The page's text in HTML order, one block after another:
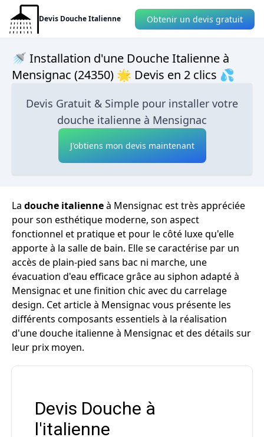
Devis Douche Italienne Obtenir un devis gratuit
🚿 Installation d'une Douche Italienne à
Mensignac (24350) 🌟 Devis en 2 clics 💦
Devis Gratuit & Simple pour installer votre
douche italienne à Mensignac
J'obtiens mon devis maintenant
La douche italienneà Mensignac est très appréciée
pour son esthétique moderne, son aspect
fonctionnel et pratique et pour le côté luxe qu'elle
apporte à la salle de bain. Elle se caractérise par un
accès de plain-pied sans bac ni marche, une
évacuation d'eau efficace grâce au siphon adapté à
Mensignac et une finition chic avec du carrelage
design. Cet article à Mensignac vous présente les
différents composants essentiels à la réalisation
d'une douche italienne à Mensignac et des détails sur
leur prix moyen.
Devis Douche à
l'italienne